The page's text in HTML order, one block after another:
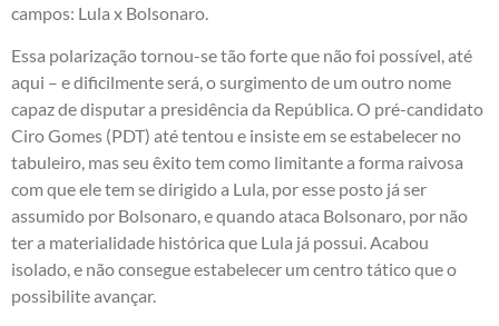
campos: Lula x Bolsonaro.
Essa polarização tornou-se tão forte que não foi possível, até
aqui – e dificilmente será, o surgimento de um outro nome
capaz de disputar a presidência da República. O pré-candidato
Ciro Gomes (PDT) até tentou e insiste em se estabelecer no
tabuleiro, mas seu êxito tem como limitante a forma raivosa
com que ele tem se dirigido a Lula, por esse posto já ser
assumido por Bolsonaro, e quando ataca Bolsonaro, por não
ter a materialidade histórica que Lula já possui. Acabou
isolado, e não consegue estabelecer um centro tático que o
possibilite avançar.